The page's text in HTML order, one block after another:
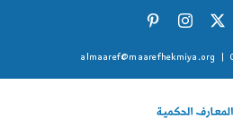
X
Instagram
almaaref@maarefhekmiya.org